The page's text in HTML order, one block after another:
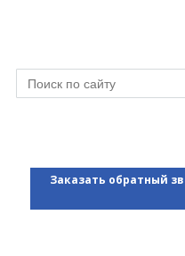
Заказать обратный